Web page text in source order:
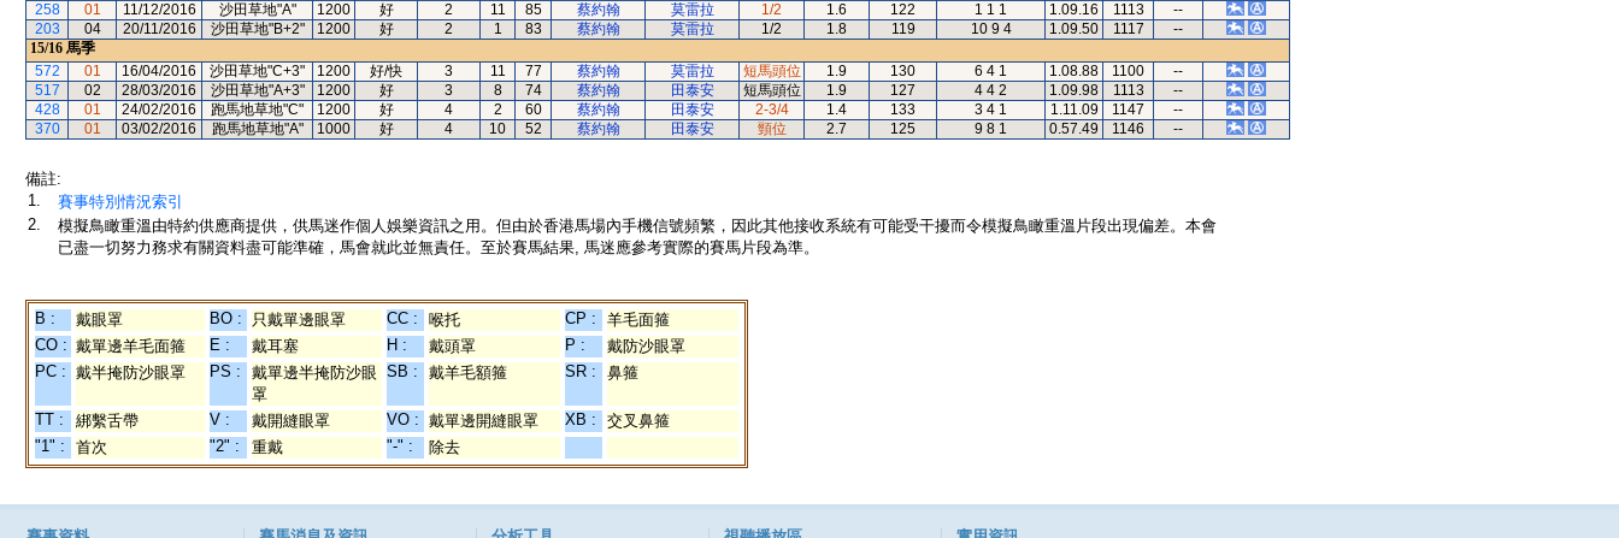
258
01 11/12/2016 沙田草地"A" 1200 好 2 11 85 蔡約翰 莫雷拉 1/2 1.6 122 1 1 1 1.09.16 1113
--
203
04 20/11/2016 沙田草地"B+2" 1200 好 2 1 83 蔡約翰 莫雷拉 1/2 1.8 119 10 9 4 1.09.50 1117
--
15/16 馬季
572
01 16/04/2016 沙田草地"C+3" 1200 好/快 3 11 77 蔡約翰 莫雷拉 短馬頭位 1.9 130 6 4 1 1.08.88 1100
--
517
02 28/03/2016 沙田草地"A+3" 1200 好 3 8 74 蔡約翰 田泰安 短馬頭位 1.9 127 4 4 2 1.09.98 1113
--
428
01 24/02/2016 跑馬地草地"C" 1200 好 4 2 60 蔡約翰 田泰安 2-3/4 1.4 133 3 4 1 1.11.09 1147
--
370
01 03/02/2016 跑馬地草地"A" 1000 好 4 10 52 蔡約翰 田泰安 頸位 2.7 125 9 8 1 0.57.49 1146 --
備註:
1.
賽事特別情況索引
2.
模擬鳥瞰重溫由特約供應商提供，供馬迷作個人娛樂資訊之用。但由於香港馬場內手機信號頻繁，因此其他接收系統有可能受干擾而令模擬鳥瞰重溫片段出現偏差。本會
已盡一切努力務求有關資料盡可能準確，馬會就此並無責任。至於賽馬結果, 馬迷應參考實際的賽馬片段為準。
B : 戴眼罩 BO : 只戴單邊眼罩 CC : 喉托 CP :
羊毛面箍
CO : 戴單邊羊毛面箍 E : 戴耳塞 H : 戴頭罩 P :
戴防沙眼罩
PC : 戴半掩防沙眼罩 PS :
戴單邊半掩防沙眼
罩
SB : 戴羊毛額箍 SR : 鼻箍
TT : 綁繫舌帶 V : 戴開縫眼罩 VO : 戴單邊開縫眼罩 XB :
交叉鼻箍
"1" :
首次 "2" : 重戴 "-" : 除去